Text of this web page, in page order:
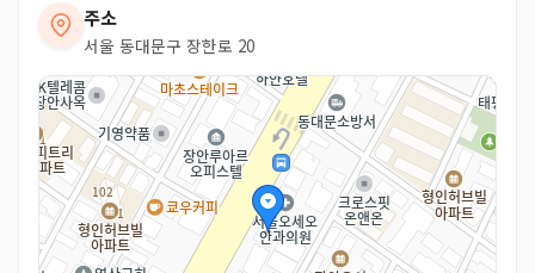
주소
서울 동대문구 장한로 20